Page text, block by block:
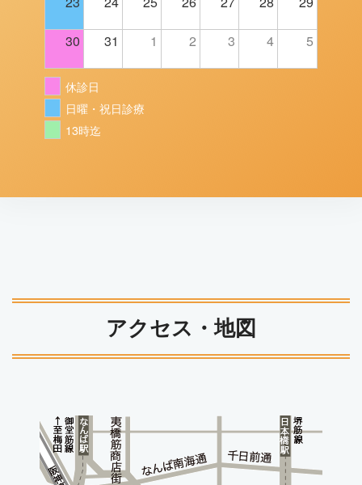
30 31 1 2 3 4 5
休診日
日曜・祝日診療
13時迄
アクセス・地図